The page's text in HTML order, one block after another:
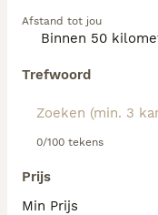
Afstand tot jou
Trefwoord
0/100 tekens
Prijs
Min Prijs